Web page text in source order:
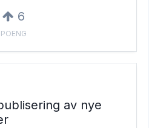
6
POENG
av nye